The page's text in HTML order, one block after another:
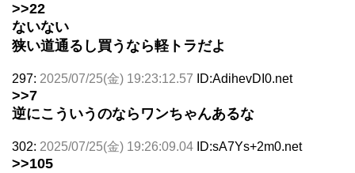
>>22
ないない
狭い道通るし買うなら軽トラだよ
297: 2025/07/25(金) 19:23:12.57 ID:AdihevDI0.net
>>7
逆にこういうのならワンちゃんあるな
302: 2025/07/25(金) 19:26:09.04 ID:sA7Ys+2m0.net
>>105